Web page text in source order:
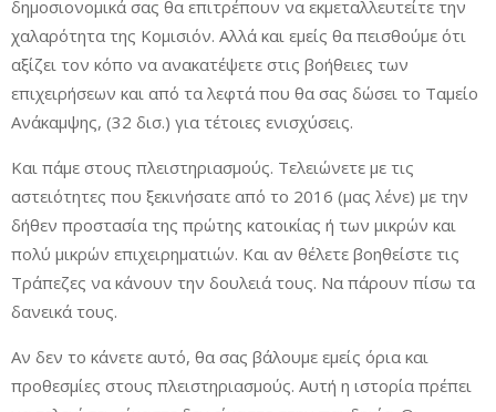
δημοσιονομικά σας θα επιτρέπουν να εκμεταλλευτείτε την
χαλαρότητα της Κομισιόν. Αλλά και εμείς θα πεισθούμε ότι
αξίζει τον κόπο να ανακατέψετε στις βοήθειες των
επιχειρήσεων και από τα λεφτά που θα σας δώσει το Ταμείο
Ανάκαμψης, (32 δισ.) για τέτοιες ενισχύσεις.
Και πάμε στους πλειστηριασμούς. Τελειώνετε με τις
αστειότητες που ξεκινήσατε από το 2016 (μας λένε) με την
δήθεν προστασία της πρώτης κατοικίας ή των μικρών και
πολύ μικρών επιχειρηματιών. Και αν θέλετε βοηθείστε τις
Τράπεζες να κάνουν την δουλειά τους. Να πάρουν πίσω τα
δανεικά τους.
Αν δεν το κάνετε αυτό, θα σας βάλουμε εμείς όρια και
προθεσμίες στους πλειστηριασμούς. Αυτή η ιστορία πρέπει